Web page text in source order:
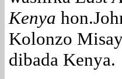
Kenya
Kolonzo
dibada Kenya.